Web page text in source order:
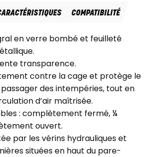
COMPATIBILITÉ
en verre bombé et feuilleté
transparence.
contre la cage et protège le
des intempéries, tout en
d’air maîtrisée.
: complètement fermé, ¼
ouvert.
par les vérins hydrauliques et
situées en haut du pare-